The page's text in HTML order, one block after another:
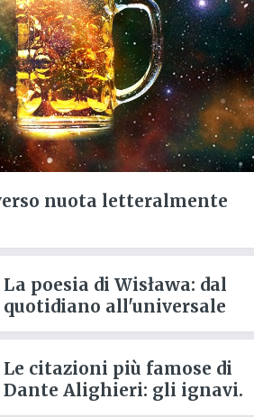
nuota letteralmente
La poesia di Wisława: dal
quotidiano all'universale
Le citazioni più famose di
Dante Alighieri: gli ignavi.